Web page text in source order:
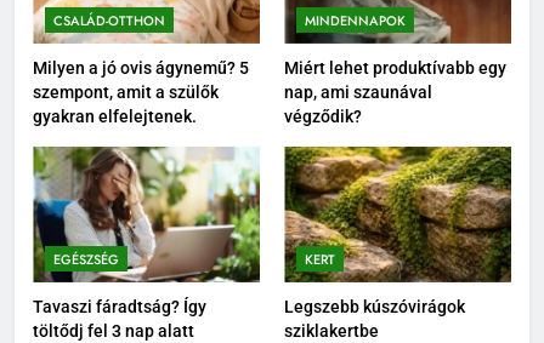
CSALÁD-OTTHON
Milyen a jó ovis ágynemű? 5
szempont, amit a szülők
gyakran elfelejtenek.
MINDENNAPOK
Miért lehet produktívabb egy
nap, ami szaunával
végződik?
EGÉSZSÉG
Tavaszi fáradtság? Így
töltődj fel 3 nap alatt
KERT
Legszebb kúszóvirágok
sziklakertbe